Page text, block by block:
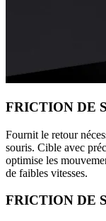
FRICTION DE
Fournit le retour
souris. Cible avec
optimise les
de faibles vitesses.
FRICTION DE